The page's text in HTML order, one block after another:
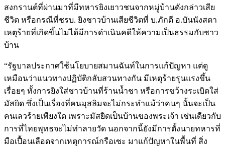
สงกรานต์ที่ผ่านมาที่มีทหารยิงเยาวชนจากหมู่บ้านดังกล่าวเสีย
ชีวิต หรือกรณีที่ชรบ. ยิงชาวบ้านเสียชีวิตที่ บ.ภักดี อ.บันนังสตา
เหตุร้ายที่เกิดขึ้นไม่ได้มีการดำเนินคดีให้ความเป็นธรรมกับชาว
บ้าน
“รัฐบาลประกาศใช้นโยบายสมานฉันท์ในการแก้ปัญหา แต่ดู
เหมือนว่าแนวทางปฏิบัติกลับสวนทางกัน มีเหตุร้ายรุนแรงขึ้น
เรื่อยๆ ทั้งการยิงใส่ชาวบ้านที่ร้านน้ำชา หรือการขว้างระเบิดใส่
มัสยิด ซึ่งเป็นเรื่องที่คนมุสลิมจะไม่กระทำแม้ว่าคนๆ นั้นจะเป็น
คนเลวร้ายเพียงใด เพราะมัสยิดเป็นบ้านของพระเจ้า เช่นเดียวกับ
การที่ไทยพุทธจะไม่ทำลายวัด นอกจากนี้ยังมีการตั้งนายทหารที่
มือเปื้อนเลือดจากเหตุการณ์กรือเซะ มาแก้ปัญหาในพื้นที่ สิ่ง